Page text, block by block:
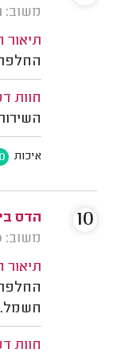
משוב: 10/01/2021
תיאור
החלפת
חוות
איכות
הדס
משוב: 30/12/2020
תיאור
חשמל.
חוות
10